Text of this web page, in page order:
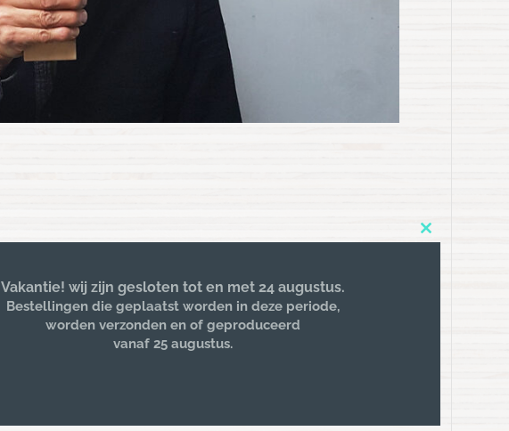
Close
Vakantie! wij zijn gesloten tot en met 24 augustus.
Bestellingen die geplaatst worden in deze periode,
worden verzonden en of geproduceerd
vanaf 25 augustus.